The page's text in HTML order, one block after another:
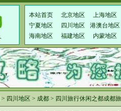
本站首页 北京地区
上海地区
宁夏地区
四川地区
港澳台地区
海南地区
福建地区 内蒙地区
> 四川地区 > 成都 > 四川旅行休闲之都成都